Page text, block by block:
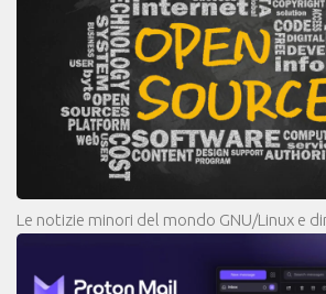
Le notizie minori del mondo GNU/Linux e